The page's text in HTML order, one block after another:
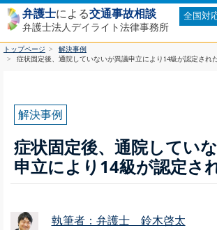
弁護士による交通事故相談
弁護士法人デイライト法律事務所
全国対
トップページ
解決事例
症状固定後、通院していないが異議申立により14級が認定され
解決事例
症状固定後、通院してい
申立により14級が認定さ
執筆者：弁護士 鈴木啓太